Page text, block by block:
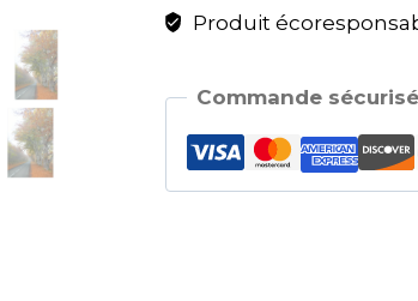
Produit
Commande